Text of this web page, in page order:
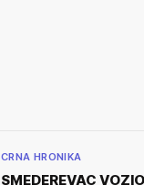
CRNA HRONIKA
SMEDEREVAC